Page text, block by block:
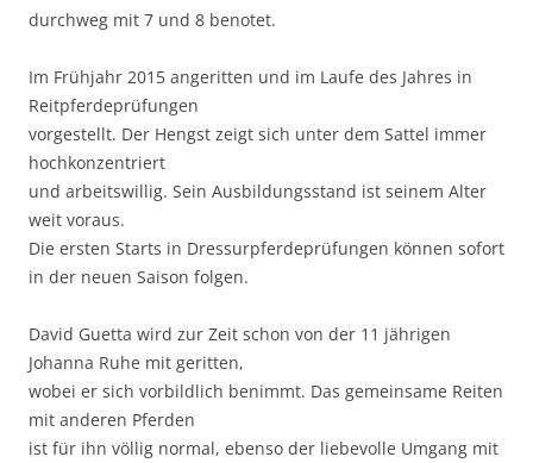
durchweg mit 7 und 8 benotet.
Im Frühjahr 2015 angeritten und im Laufe des Jahres in
Reitpferdeprüfungen
vorgestellt. Der Hengst zeigt sich unter dem Sattel immer
hochkonzentriert
und arbeitswillig. Sein Ausbildungsstand ist seinem Alter
weit voraus.
Die ersten Starts in Dressurpferdeprüfungen können sofort
in der neuen Saison folgen.
David Guetta wird zur Zeit schon von der 11 jährigen
Johanna Ruhe mit geritten,
wobei er sich vorbildlich benimmt. Das gemeinsame Reiten
mit anderen Pferden
ist für ihn völlig normal, ebenso der liebevolle Umgang mit